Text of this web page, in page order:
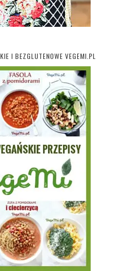
I BEZGLUTENOWE VEGEMI.PL